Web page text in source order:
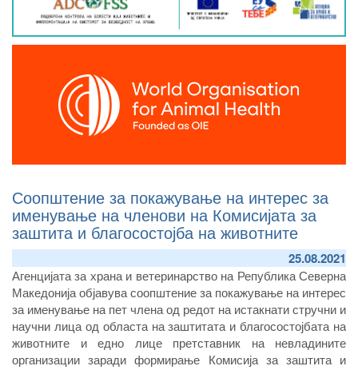
Соопштение за покажување на интерес за
именување на членови на Комисијата за
заштита и благосостојба на животните
25.08.2021
Агенцијата за храна и ветеринарство на Република Северна
Македонија објавува соопштение за покажување на интерес
за именување на пет члена од редот на истакнати стручни и
научни лица од областа на заштитата и благосостојбата на
животните и едно лице претставник на невладините
организации заради формирање Комисија за заштита и